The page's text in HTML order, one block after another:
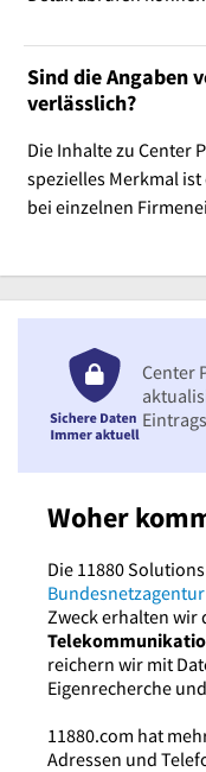
Sind die Angaben
verlässlich?
Die Inhalte zu Center
spezielles Merkmal
bei einzelnen
Woher
Die 11880
Bundesnetzagentur
Zweck erhalten wir
reichern wir mit
Eigenrecherche
11880.com hat
Adressen und
Center